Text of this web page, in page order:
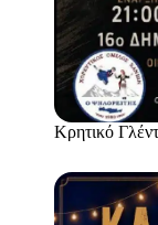
Κρητικό